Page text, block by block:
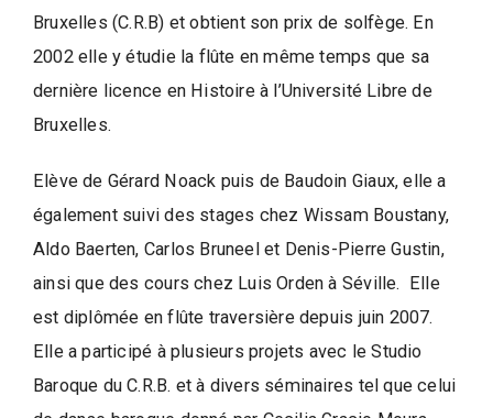
A
s
e
a
P
a
o
Bruxelles (C.R.B) et obtient son prix de solfège. En
2002 elle y étudie la flûte en même temps que sa
dernière licence en Histoire à l’Université Libre de
Bruxelles.
Elève de Gérard Noack puis de Baudoin Giaux, elle a
également suivi des stages chez Wissam Boustany,
Aldo Baerten, Carlos Bruneel et Denis-Pierre Gustin,
ainsi que des cours chez Luis Orden à Séville. Elle
est diplômée en flûte traversière depuis juin 2007.
Elle a participé à plusieurs projets avec le Studio
Baroque du C.R.B. et à divers séminaires tel que celui